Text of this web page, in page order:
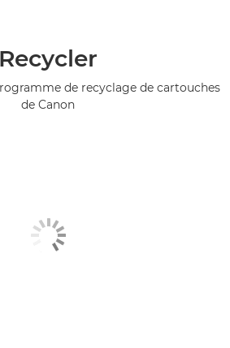
Recycler
de recyclage de cartouches
de Canon